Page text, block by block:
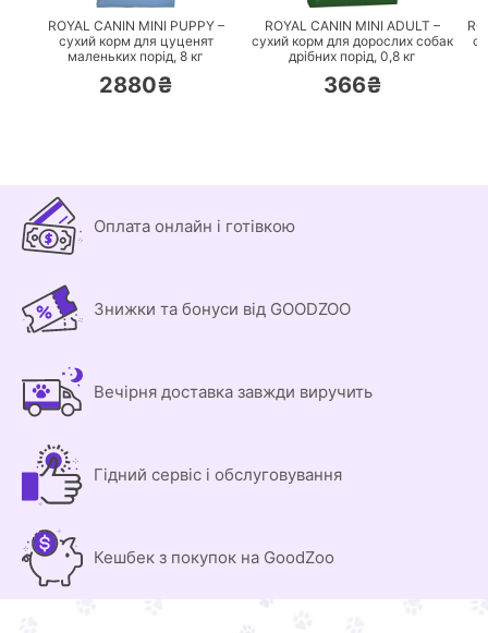
ROYAL CANIN MINI PUPPY –
сухий корм для цуценят
маленьких порід, 8 кг
2880₴
ROYAL CANIN MINI ADULT –
сухий корм для дорослих собак
дрібних порід, 0,8 кг
366₴
Оплата онлайн і готівкою
Знижки та бонуси від GOODZOO
Вечірня доставка завжди виручить
Гідний сервіс і обслуговування
Кешбек з покупок на GoodZoo